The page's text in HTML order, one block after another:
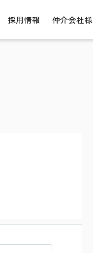
採用情報 仲介会社様